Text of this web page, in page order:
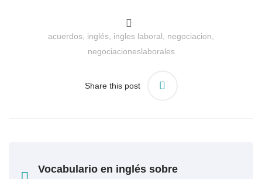
acuerdos inglés ingles laboral negociacion
negociacioneslaborales
Share this post
Vocabulario en inglés sobre